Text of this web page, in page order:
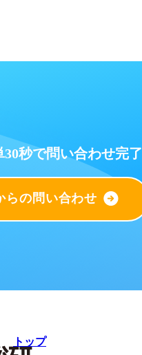
秒で問い合わせ完了
らの問い合わせ
トップ